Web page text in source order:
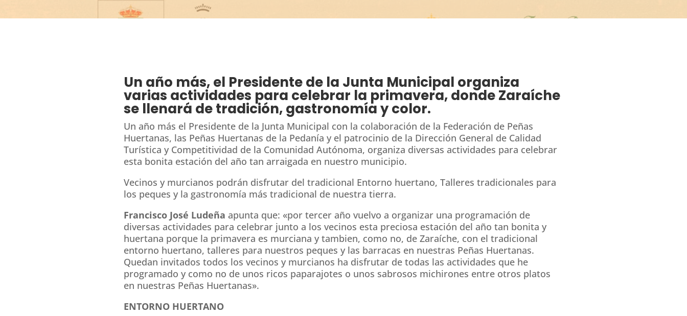
Un año más, el Presidente de la Junta Municipal organiza
varias actividades para celebrar la primavera, donde Zaraíche
se llenará de tradición, gastronomía y color.
Un año más el Presidente de la Junta Municipal con la colaboración de la Federación de Peñas
Huertanas, las Peñas Huertanas de la Pedanía y el patrocinio de la Dirección General de Calidad
Turística y Competitividad de la Comunidad Autónoma, organiza diversas actividades para celebrar
esta bonita estación del año tan arraigada en nuestro municipio.
Vecinos y murcianos podrán disfrutar del tradicional Entorno huertano, Talleres tradicionales para
los peques y la gastronomía más tradicional de nuestra tierra.
Francisco José Ludeña apunta que: «por tercer año vuelvo a organizar una programación de
diversas actividades para celebrar junto a los vecinos esta preciosa estación del año tan bonita y
huertana porque la primavera es murciana y tambien, como no, de Zaraíche, con el tradicional
entorno huertano, talleres para nuestros peques y las barracas en nuestras Peñas Huertanas.
Quedan invitados todos los vecinos y murcianos ha disfrutar de todas las actividades que he
programado y como no de unos ricos paparajotes o unos sabrosos michirones entre otros platos
en nuestras Peñas Huertanas».
ENTORNO HUERTANO